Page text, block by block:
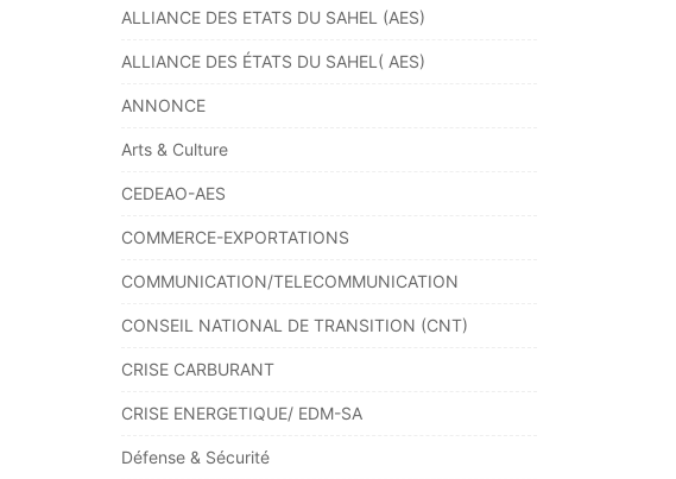
ALLIANCE DES ETATS DU SAHEL (AES)
ALLIANCE DES ÉTATS DU SAHEL( AES)
ANNONCE
Arts & Culture
CEDEAO-AES
COMMERCE-EXPORTATIONS
COMMUNICATION/TELECOMMUNICATION
CONSEIL NATIONAL DE TRANSITION (CNT)
CRISE CARBURANT
CRISE ENERGETIQUE/ EDM-SA
Défense & Sécurité